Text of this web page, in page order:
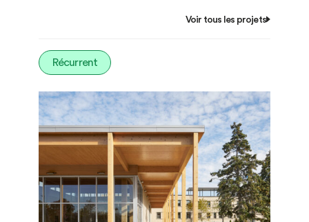
Voir tous les projets
Récurrent